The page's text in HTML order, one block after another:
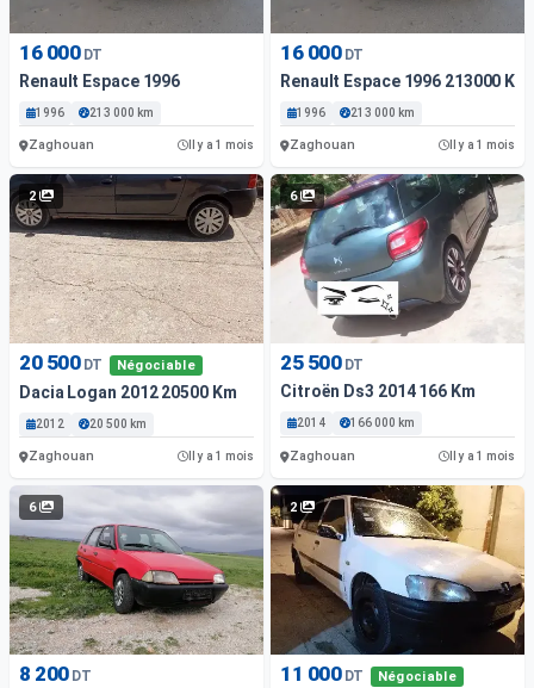
16 000 DT
Renault Espace 1996
1996 213 000 km
Zaghouan Il y a 1 mois
16 000 DT
Renault Espace 1996 213000 Km
1996 213 000 km
Zaghouan Il y a 1 mois
2
20 500 DT Négociable
Dacia Logan 2012 20500 Km
2012 20 500 km
Zaghouan Il y a 1 mois
6
25 500 DT
Citroën Ds3 2014 166 Km
2014 166 000 km
Zaghouan Il y a 1 mois
6
8 200 DT
2
11 000 DT Négociable